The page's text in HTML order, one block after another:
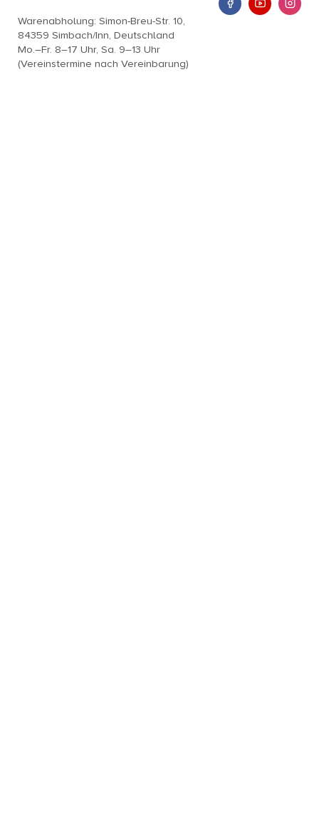
Warenabholung: Simon-Breu-Str. 10,
84359 Simbach/Inn, Deutschland
Mo.–Fr. 8–17 Uhr, Sa. 9–13 Uhr
(Vereinstermine nach Vereinbarung)